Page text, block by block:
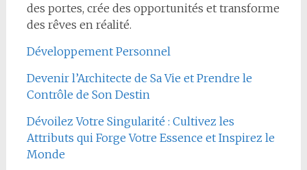
des portes, crée des opportunités et transforme
des rêves en réalité.
Développement Personnel
Devenir l’Architecte de Sa Vie et Prendre le
Contrôle de Son Destin
Dévoilez Votre Singularité : Cultivez les
Attributs qui Forge Votre Essence et Inspirez le
Monde